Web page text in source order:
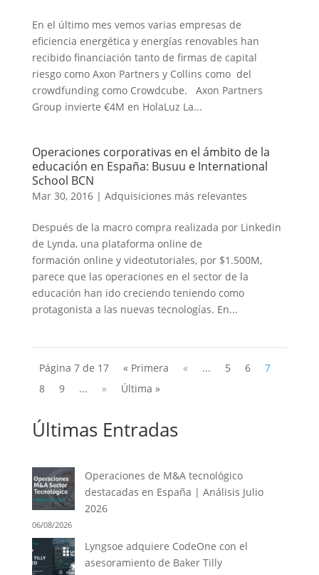
En el último mes vemos varias empresas de
eficiencia energética y energías renovables han
recibido financiación tanto de firmas de capital
riesgo como Axon Partners y Collins como del
crowdfunding como Crowdcube. Axon Partners
Group invierte €4M en HolaLuz La...
Operaciones corporativas en el ámbito de la
educación en España: Busuu e International
School BCN
Mar 30, 2016| Adquisiciones más relevantes
Después de la macro compra realizada por Linkedin
de Lynda, una plataforma online de
formación online y videotutoriales, por $1.500M,
parece que las operaciones en el sector de la
educación han ido creciendo teniendo como
protagonista a las nuevas tecnologías. En...
Página 7 de 17 « Primera « ... 5 6
7
8
9 ... » Última »
Últimas Entradas
Operaciones de M&A tecnológico
destacadas en España | Análisis Julio
2026
06/08/2026
Lyngsoe adquiere CodeOne con el
asesoramiento de Baker Tilly